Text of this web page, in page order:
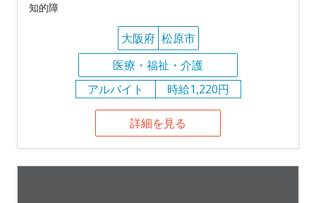
知的障
大阪府 松原市
医療・福祉・介護
アルバイト
時給1,220円
詳細を見る